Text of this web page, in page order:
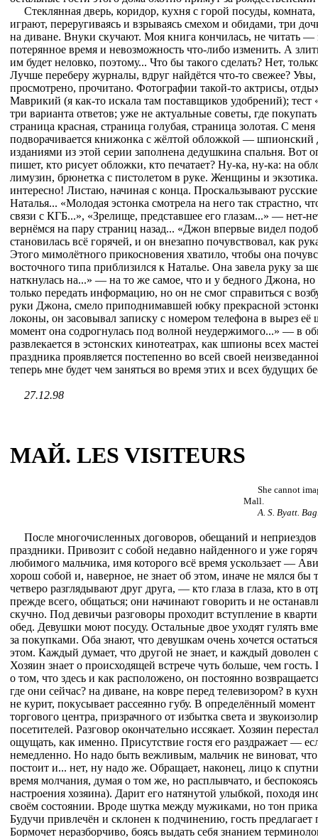
Стеклянная дверь, коридор, кухня с горой посуды,
играют, переругиваясь и взрываясь смехом и обидами, три
на диване. Внуки скучают. Моя книга кончилась, не читать —
потерянное время и невозможность что-либо изменить. А
им будет неловко, поэтому... Что бы такого сделать? Нет,
Лучше переберу журналы, вдруг найдётся что-то свежее?
просмотрено, прочитано. Фотографии такой-то актрисы,
Маврикий (я как-то искала там поставщиков удобрений); тест
три варианта ответов; уже не актуальные советы, где
страница красная, страница голубая, страница золотая. С
подворачивается книжонка с жёлтой обложкой — шпионский
изданиями из этой серии заполнена дедушкина спальня. Вот
пишет, кто рисует обложки, кто печатает? Ну-ка, ну-ка: на
лимузин, брюнетка с пистолетом в руке. Женщины и
интересно! Листаю, начиная с конца. Проскальзывают
Наталья... «Молодая эстонка смотрела на него так страстно,
связи с КГБ...», «Зрелище, представшее его глазам...» — нет-
вернёмся на пару страниц назад... «Джон впервые видел
становилась всё горячей, и он внезапно почувствовал, как
Этого мимолётного прикосновения хватило, чтобы она
восточного типа приблизился к Наталье. Она завела руку за
наткнулась на...» — на то же самое, что и у бедного Джона,
только передать информацию, но он не смог справиться с
руки Джона, смело приподнимавшей юбку прекрасной
локоны, он засовывал записку с номером телефона в вырез её
момент она содрогнулась под волной неудержимого...» — в
развлекается в эстонских кинотеатрах, как шпионы всех
праздника проявляется постепенно во всей своей
теперь мне будет чем заняться во время этих и всех будущих
27.12.98
МАЙ. LES VISITEURS
She cannot
Mall.
A. S. Byatt.
После многочисленных договоров, обещаний и
праздники. Привозит с собой недавно найденного и уже
любимого мальчика, имя которого всё время ускользает —
хорош собой и, наверное, не знает об этом, иначе не мялся бы
четверо разглядывают друг друга, — кто глаза в глаза, кто в
прежде всего, общаться; они начинают говорить и не
скучно. Под девичьи разговоры проходит вступление в
обед. Девушки моют посуду. Остальные двое уходят гулять
за покупками. Оба знают, что девушкам очень хочется
этом. Каждый думает, что другой не знает, и каждый доволен
Хозяин знает о происходящей встрече чуть больше, чем
о том, что здесь и как расположено, он постоянно
где они сейчас? на диване, на ковре перед телевизором? в
не курит, покусывает рассеянно губу. В определённый
торгового центра, призрачного от избытка света и
посетителей. Разговор окончательно иссякает. Хозяин
ощущать, как именно. Присутствие гостя его раздражает —
немедленно. Но надо быть вежливым, мальчик не виноват, что
постоит и... нет, ну надо же. Обращает, наконец, лицо к
время молчания, думая о том же, но расплывчато, и
настроения хозяина). Дарит его натянутой улыбкой, походя
своём состоянии. Вроде шутка между мужиками, но тон
Будучи привлечён и склонен к подчинению, гость предлагает
Бормочет неразборчиво, боясь выдать себя знанием